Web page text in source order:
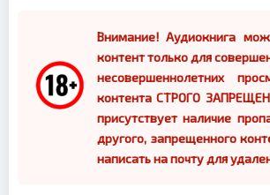
Внимание! Аудиокнига
контент только для
несовершеннолетних
контента СТРОГО
присутствует наличие
другого, запрещенного
написать на почту для